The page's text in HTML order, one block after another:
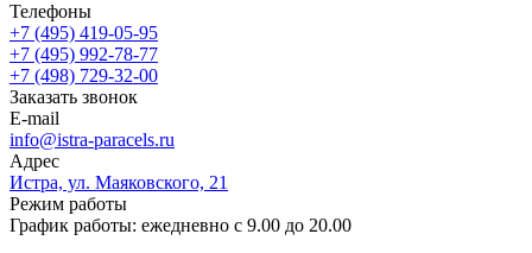
Телефоны
+7 (495) 419-05-95
+7 (495) 992-78-77
+7 (498) 729-32-00
Заказать звонок
E-mail
info@istra-paracels.ru
Адрес
Истра, ул. Маяковского, 21
Режим работы
График работы: ежедневно с 9.00 до 20.00